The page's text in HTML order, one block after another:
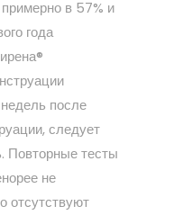
примерно в 57% и
года
после
следует
Повторные тесты
не
отсутствуют